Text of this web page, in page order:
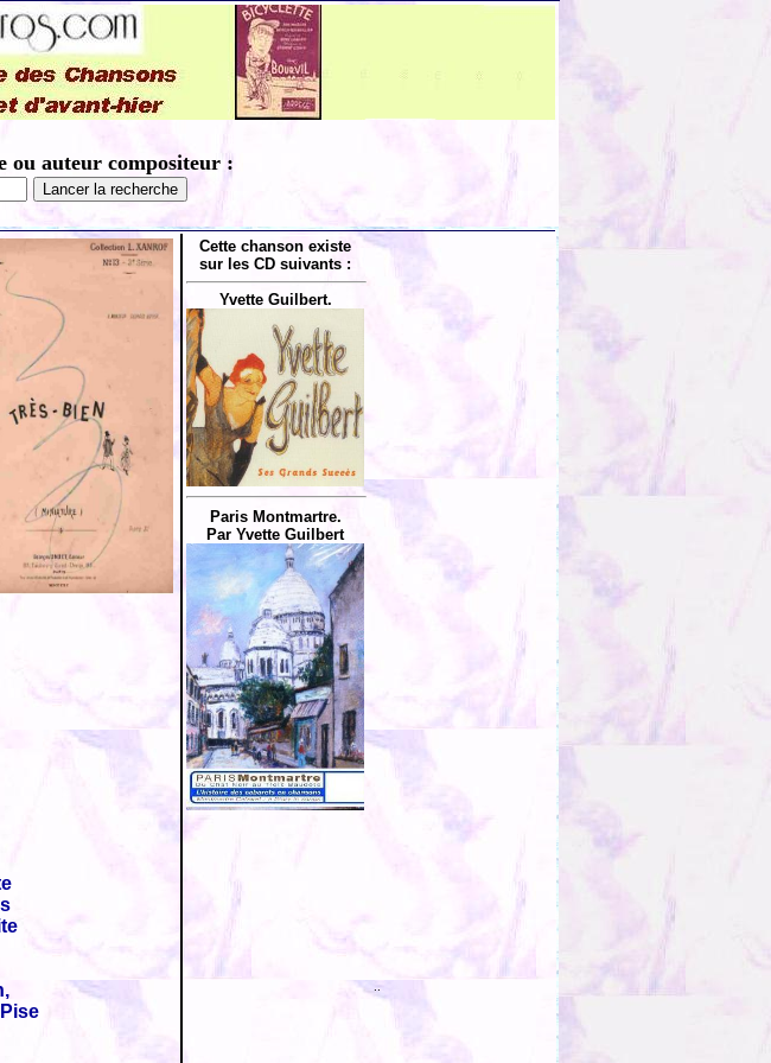
ou auteur compositeur :
Cette chanson existe
sur les CD suivants :
Yvette Guilbert.
Paris Montmartre.
Par Yvette Guilbert
..